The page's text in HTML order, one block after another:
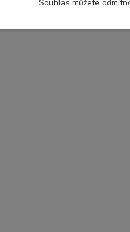
Souhlas můžete